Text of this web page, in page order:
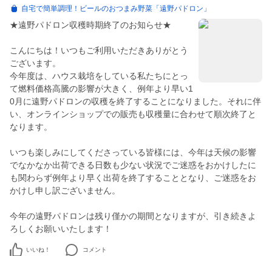
自宅で簡単調理！ビールのおつまみ野菜「遠野パドロン」
★遠野パドロン収穫時期終了のお知らせ★
こんにちは！いつもご利用いただきありがとう
ございます。
今年度は、ハウス栽培をしている私たちにとっ
て燃料価格高騰の影響が大きく、例年より早い1
0月に遠野パドロンの収穫を終了することになりました。それに伴
い、オンラインショップでの販売も収穫量に合わせて順次終了と
なります。
いつも楽しみにしてくださっている皆様には、今年は天候の影響
でなかなか出荷できる日数も少ない状況でご迷惑をおかけしたに
も関わらず例年より早く出荷を終了することとなり、ご迷惑をお
かけし申し訳ございません。
今年の遠野パドロンは残り僅かの期間となりますが、引き続きよ
ろしくお願いいたします！
いいね！ コメント